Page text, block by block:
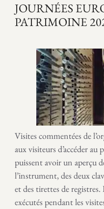
JOURNÉES
PATRIMOINE
Visites commentées de
aux visiteurs d’accéder
puissent avoir un aperçu
l’instrument, des deux
et des tirettes de
exécutés pendant les